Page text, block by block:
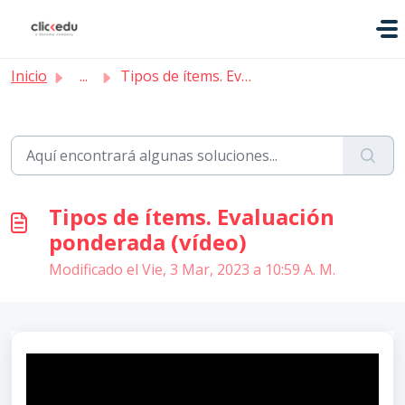
Inicio ... Tipos de ítems. Evaluación ponderada (vídeo)
Tipos de ítems. Evaluación
ponderada (vídeo)
Modificado el Vie, 3 Mar, 2023 a 10:59 A. M.